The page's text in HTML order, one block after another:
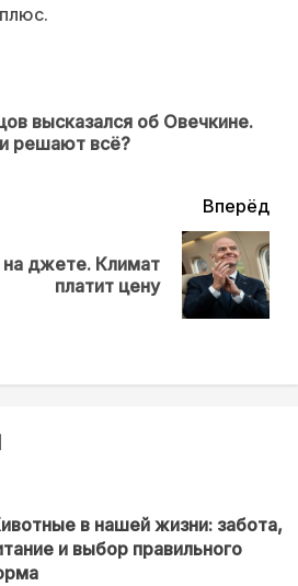
высказался об Овечкине.
решают всё?
Вперёд
джете. Климат
платит цену
в нашей жизни: забота,
и выбор правильного